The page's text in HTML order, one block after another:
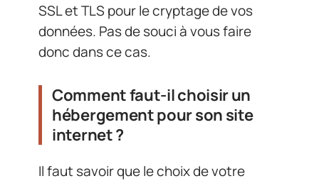
SSL et TLS pour le cryptage de vos
données. Pas de souci à vous faire
donc dans ce cas.
Comment faut-il choisir un
hébergement pour son site
internet ?
Il faut savoir que le choix de votre